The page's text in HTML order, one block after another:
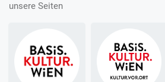
unsere Seiten